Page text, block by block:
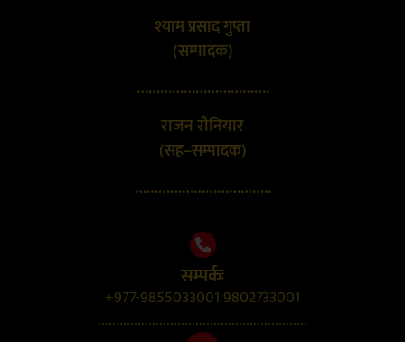
श्याम प्रसाद गुप्ता
(सम्पादक)
…………………………….
राजन रौनियार
(सह–सम्पादक)
……………………………..
सम्पर्कः
+977-9855033001 9802733001
..........................................................